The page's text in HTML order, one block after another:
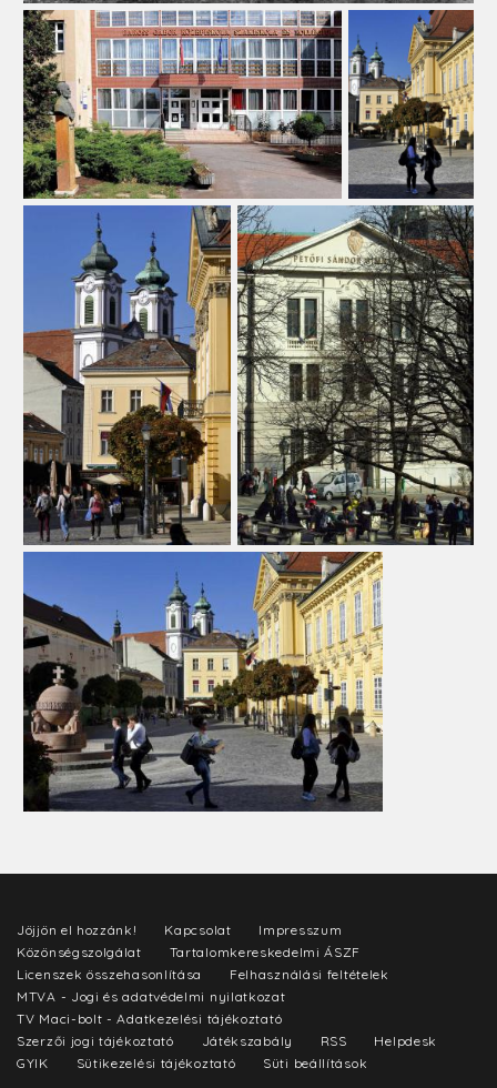
Jöjjön el hozzánk! Kapcsolat
Impresszum
Közönségszolgálat
Tartalomkereskedelmi ÁSZF
Licenszek összehasonlítása
Felhasználási feltételek
MTVA - Jogi és adatvédelmi nyilatkozat
TV Maci-bolt - Adatkezelési tájékoztató
Szerzői jogi tájékoztató
Játékszabály RSS
Helpdesk
GYIK
Sütikezelési tájékoztató Süti beállítások